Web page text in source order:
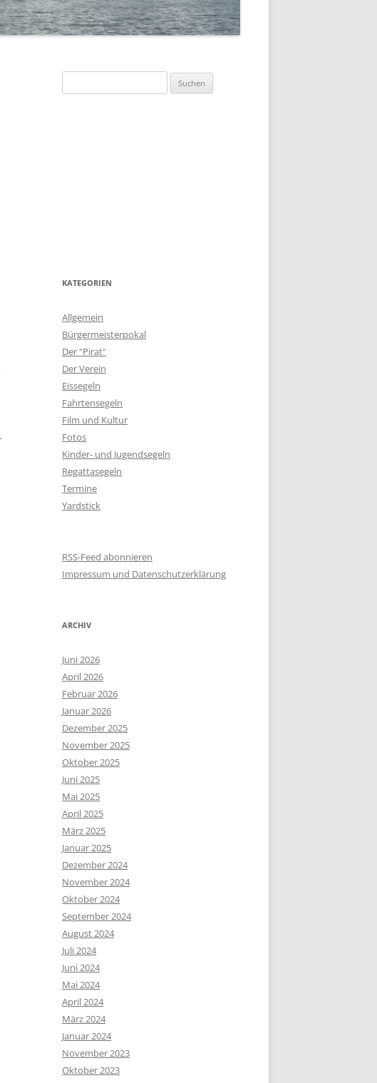
SOMMERFLOTTILLE 2023 –
„DÄNEMARK-INSEL BORNHOLM“
SOMMERFLOTTILLE 2016 –
nach:
KATEGORIEN
Allgemein
Bürgermeisterpokal
Der "Pirat"
Der Verein
Eissegeln
Fahrtensegeln
Film und Kultur
Fotos
Kinder- und Jugendsegeln
Regattasegeln
Termine
Yardstick
RSS-Feed abonnieren
Impressum und Datenschutzerklärung
ARCHIV
Juni 2026
April 2026
Februar 2026
Januar 2026
Dezember 2025
November 2025
Oktober 2025
Juni 2025
Mai 2025
April 2025
März 2025
Januar 2025
Dezember 2024
November 2024
Oktober 2024
September 2024
August 2024
Juli 2024
Juni 2024
Mai 2024
April 2024
März 2024
Januar 2024
November 2023
Oktober 2023